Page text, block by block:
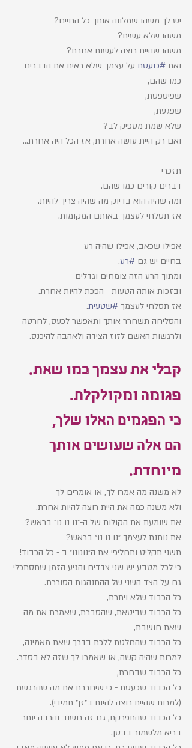
יש לך משהו שמלווה אותך כל החיים?
משהו שלא עשית?
משהו שהיית רוצה לעשות אחרת?
ואת #כועסת על עצמך שלא ראית את הדברים
כמו שהם,
שפיספסת,
שפגעת,
שלא שמת מספיק לב?
ואם רק היית עושה אחרת, אז הכל היה אחרת...
תזכרי -
דברים קורים כמו שהם.
ומה שהיה הוא בדיוק מה שהיה צריך להיות.
אז תסלחי לעצמך באותם המקומות.
אפילו שכאב, אפילו שהיה רע -
בחיים יש גם #רע.
ומתוך הרע הזה צומחים וגדלים
ובזכות אותה הטעות - הפכת להיות אחרת.
אז תסלחי לעצמך #שטעית.
והסליחה תשחרר אותך ותאפשר לכעס, לחרטה
ולרגשות האשם לזוז הצידה ולאהבה להיכנס.
קבלי את עצמך כמו שאת.
פגומה ומקולקלת.
כי הפגמים האלו שלך,
הם אלה שעושים אותך
מיוחדת.
לא משנה מה אמרו לך, או אומרים לך
ולא משנה כמה את היית רוצה להיות אחרת.
את שומעת את הקולות של ה-״נו נו נו״ בראש?
את נותנת לעצמך ״נו נו נו״ בראש?
תשני תקליט ותחליפי את ה״נונונו״ ב - כל הכבוד!
כי לכל מטבע יש שני צדדים והגיע הזמן שתסתכלי
גם על הצד השני של ההתנהגות הסוררת.
כל הכבוד שלא ויתרת,
כל הכבוד שביטאת, שהסברת, שאמרת את מה
שאת חושבת,
כל הכבוד שהחלטת ללכת בדרך שאת מאמינה,
למרות שהיה קשה, או שאמרו לך שזה לא בסדר.
כל הכבוד שבחרת,
כל הכבוד שכעסת - כי שיחררת את מה שהרגשת
(למרות שהיית רוצה להיות ב״זן״ תמידי).
כל הכבוד שהתפרקת, גם זה חשוב והרבה יותר
בריא מלשמור בבטן.